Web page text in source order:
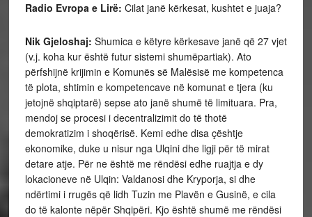
Radio Evropa e Lirë: Cilat janë kërkesat, kushtet e juaja?
Nik Gjeloshaj: Shumica e këtyre kërkesave janë që 27 vjet
(v.j. koha kur është futur sistemi shumëpartiak). Ato
përfshijnë krijimin e Komunës së Malësisë me kompetenca
të plota, shtimin e kompetencave në komunat e tjera (ku
jetojnë shqiptarë) sepse ato janë shumë të limituara. Pra,
mendoj se procesi i decentralizimit do të thotë
demokratizim i shoqërisë. Kemi edhe disa çështje
ekonomike, duke u nisur nga Ulqini dhe ligji për të mirat
detare atje. Për ne është me rëndësi edhe ruajtja e dy
lokacioneve në Ulqin: Valdanosi dhe Kryporja, si dhe
ndërtimi i rrugës që lidh Tuzin me Plavën e Gusinë, e cila
do të kalonte nëpër Shqipëri. Kjo është shumë me rëndësi